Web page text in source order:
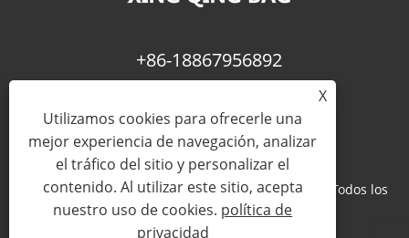
+86-18867956892
Copyright © 2023 Longgang Xingqing Bag Co., Ltd. Todos los
derechos reservados
X
Utilizamos cookies para ofrecerle una
mejor experiencia de navegación, analizar
el tráfico del sitio y personalizar el
contenido. Al utilizar este sitio, acepta
nuestro uso de cookies. política de
privacidad